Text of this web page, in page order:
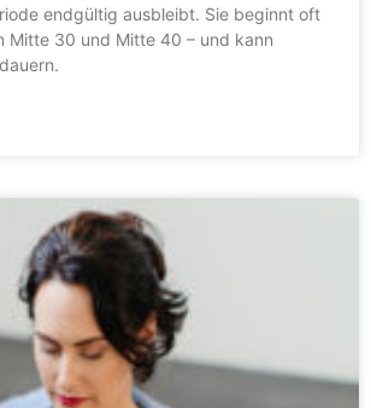
endgültig ausbleibt. Sie beginnt oft
Mitte 30 und Mitte 40 – und kann